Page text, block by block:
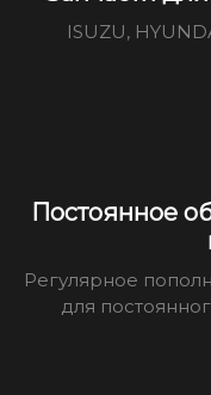
ISUZU,
Постоянное
Регулярное
для